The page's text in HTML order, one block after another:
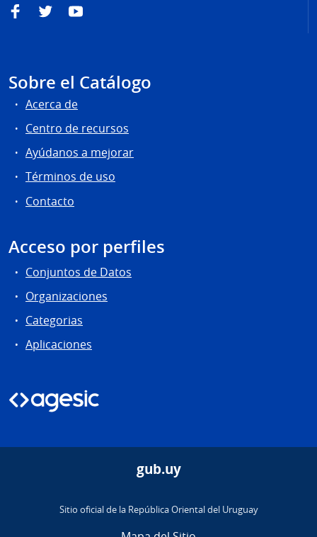
FacebookTwitterYouTube
Sobre el Catálogo
Acerca de
Centro de recursos
Ayúdanos a mejorar
Términos de uso
Contacto
Acceso por perfiles
Conjuntos de Datos
Organizaciones
Categorias
Aplicaciones
gub.uy
Sitio oficial de la República Oriental del Uruguay